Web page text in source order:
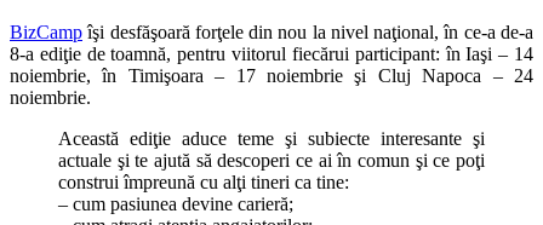
BizCampîşi desfăşoară forţele din nou la nivel naţional, în ce-a de-a
8-a ediţie de toamnă, pentru viitorul fiecărui participant: în Iaşi – 14
noiembrie, în Timişoara – 17 noiembrie şi Cluj Napoca – 24
noiembrie.
Această ediţie aduce teme şi subiecte interesante şi
actuale şi te ajută să descoperi ce ai în comun şi ce poţi
construi împreună cu alţi tineri ca tine:
– cum pasiunea devine carieră;